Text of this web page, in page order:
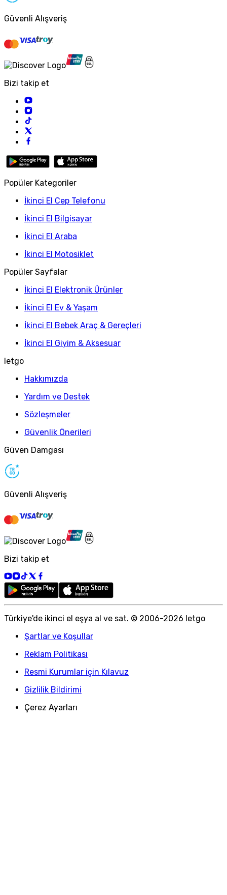
Güvenli Alışveriş
Bizi takip et
Popüler Kategoriler
İkinci El Cep Telefonu
İkinci El Bilgisayar
İkinci El Araba
İkinci El Motosiklet
Popüler Sayfalar
İkinci El Elektronik Ürünler
İkinci El Ev & Yaşam
İkinci El Bebek Araç & Gereçleri
İkinci El Giyim & Aksesuar
letgo
Hakkımızda
Yardım ve Destek
Sözleşmeler
Güvenlik Önerileri
Güven Damgası
Güvenli Alışveriş
Bizi takip et
Türkiye'de ikinci el eşya al ve sat. © 2006-2026 letgo
Şartlar ve Koşullar
Reklam Politikası
Resmi Kurumlar için Kılavuz
Gizlilik Bildirimi
Çerez Ayarları